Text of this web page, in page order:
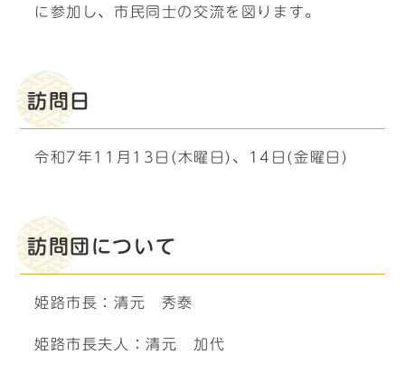
に参加し、市民同士の交流を図ります。
訪問日
令和7年11月13日(木曜日)、14日(金曜日)
訪問団について
姫路市長：清元 秀泰
姫路市長夫人：清元 加代